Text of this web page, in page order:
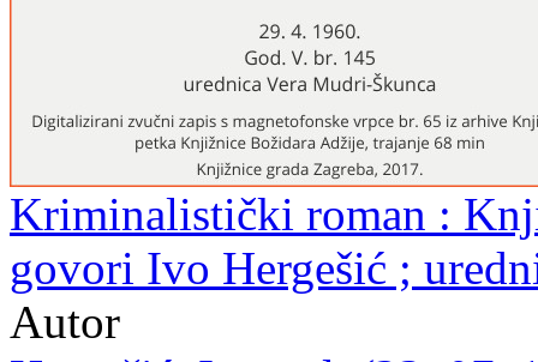
Kriminalistički roman :
govori Ivo Hergešić ;
Autor